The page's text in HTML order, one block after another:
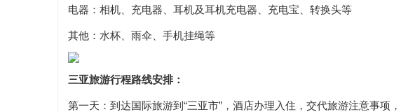
电器：相机、充电器、耳机及耳机充电器、充电宝、转换头等
其他：水杯、雨伞、手机挂绳等
三亚旅游行程路线安排：
第一天：到达国际旅游到“三亚市”，酒店办理入住，交代旅游注意事项，